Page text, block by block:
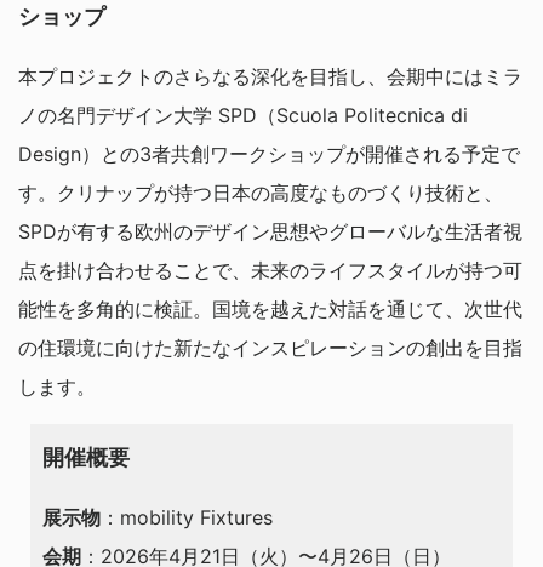
ショップ
本プロジェクトのさらなる深化を目指し、会期中にはミラ
ノの名門デザイン大学 SPD（Scuola Politecnica di
Design）との3者共創ワークショップが開催される予定で
す。クリナップが持つ日本の高度なものづくり技術と、
SPDが有する欧州のデザイン思想やグローバルな生活者視
点を掛け合わせることで、未来のライフスタイルが持つ可
能性を多角的に検証。国境を越えた対話を通じて、次世代
の住環境に向けた新たなインスピレーションの創出を目指
します。
開催概要
展示物 ：mobility Fixtures
会期 ：2026年4月21日（火）〜4月26日（日）